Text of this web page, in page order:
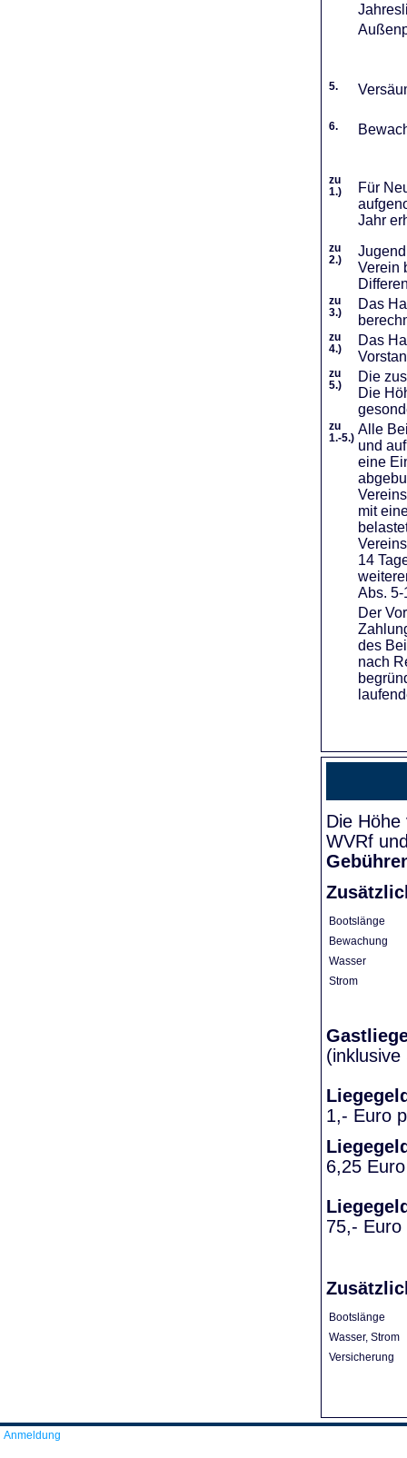
5.
6.
zu
1.)
Für
Jahr
zu
2.)
Verein
zu
3.)
Das
zu
4.)
Das
zu
5.)
Die
Die
zu
1.-5.)
Alle
und
eine
mit
14
Abs.
Der
des
nach
Die
WVRf
Bootslänge
Bewachung
Wasser
Strom
1,- Euro
6,25
75,- Euro
Bootslänge
Wasser, Strom
Versicherung
Anmeldung